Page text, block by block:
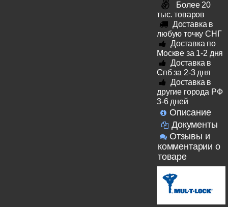
Более 20
тыс. товаров
Доставка в
любую точку СНГ
Доставка по
Москве за 1-2 дня
Доставка в
Спб за 2-3 дня
Доставка в
другие города РФ
3-6 дней
Описание
Документы
Отзывы и
комментарии о
товаре